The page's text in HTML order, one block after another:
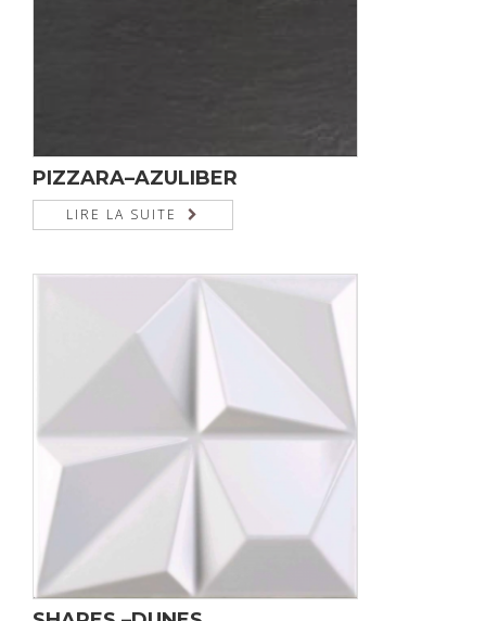
PIZZARA–AZULIBER
LIRE LA SUITE